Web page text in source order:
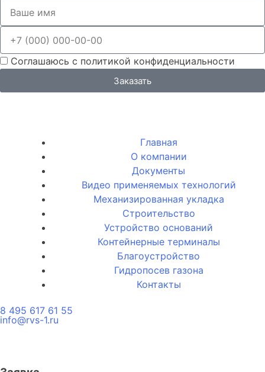
Соглашаюсь с политикой конфиденциальности
Заказать
Главная
О компании
Документы
Видео применяемых технологий
Механизированная укладка
Строительство
Устройство оснований
Контейнерные терминалы
Благоустройство
Гидропосев газона
Контакты
8 495 617 61 55
info@rvs-1.ru